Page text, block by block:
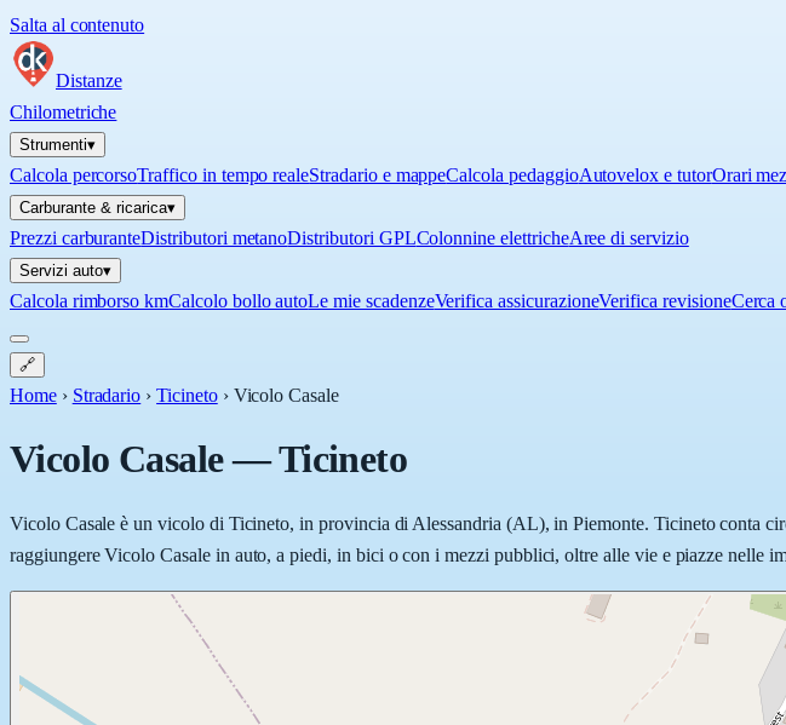
Salta al contenuto
Distanze
Chilometriche
Strumenti▾
Calcola percorsoTraffico in tempo realeStradario e mappeCalcola pedaggioAutovelox e tutorOrari
Carburante & ricarica▾
Prezzi carburanteDistributori metanoDistributori GPLColonnine elettricheAree di servizio
Servizi auto▾
Calcola rimborso kmCalcolo bollo autoLe mie scadenzeVerifica assicurazioneVerifica revisioneCerca
🔗
Home › Stradario › Ticineto › Vicolo Casale
Vicolo Casale—Ticineto
Vicolo Casale è un vicolo di Ticineto, in provincia di Alessandria (AL), in Piemonte. Ticineto conta
raggiungere Vicolo Casale in auto, a piedi, in bici o con i mezzi pubblici, oltre alle vie e piazze nelle